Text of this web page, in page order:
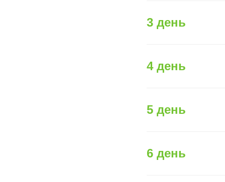
3 день
4 день
5 день
6 день